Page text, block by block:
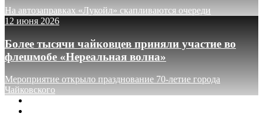
На автозаправках «Лукойл» скапливаются очереди
12 июня 2026
Более тысячи чайковцев приняли участие во
флешмобе «Нереальная волна»
Мероприятие открыло празднование 70-летие города
Чайковского